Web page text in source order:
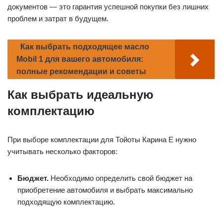
документов — это гарантия успешной покупки без лишних
проблем и затрат в будущем.
Как выбрать подходящее масло
Mobil 1 для вашего автомобиля:
полные рекомендации и советы
Как выбрать идеальную
комплектацию
При выборе комплектации для Тойоты Карина Е нужно
учитывать несколько факторов:
Бюджет. Необходимо определить свой бюджет на
приобретение автомобиля и выбрать максимально
подходящую комплектацию.